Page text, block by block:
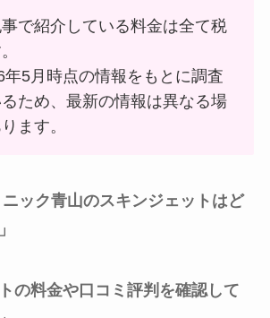
で紹介している料金は全て税
5月時点の情報をもとに調査
るため、最新の情報は異なる場
ます。
ニック青山のスキンジェットはど
の料金や口コミ評判を確認して